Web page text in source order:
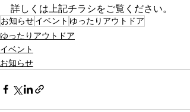
詳しくは上記チラシをご覧ください。
お知らせイベント ゆったりアウトドア
ゆったりアウトドア
イベント
お知らせ